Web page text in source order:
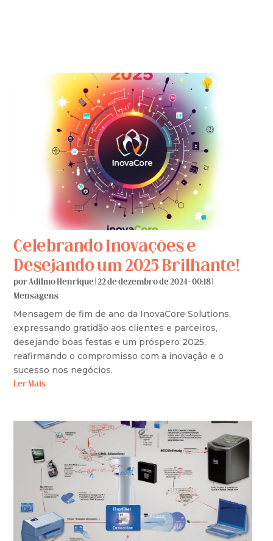
Celebrando Inovações e
Desejando um 2025 Brilhante!
porAdilmo Henrique |22 de dezembro de 2024 - 00:18
Mensagens
Mensagem de fim de ano da InovaCore Solutions,
expressando gratidão aos clientes e parceiros,
desejando boas festas e um próspero 2025,
reafirmando o compromisso com a inovação e o
sucesso nos negócios.
Ler Mais